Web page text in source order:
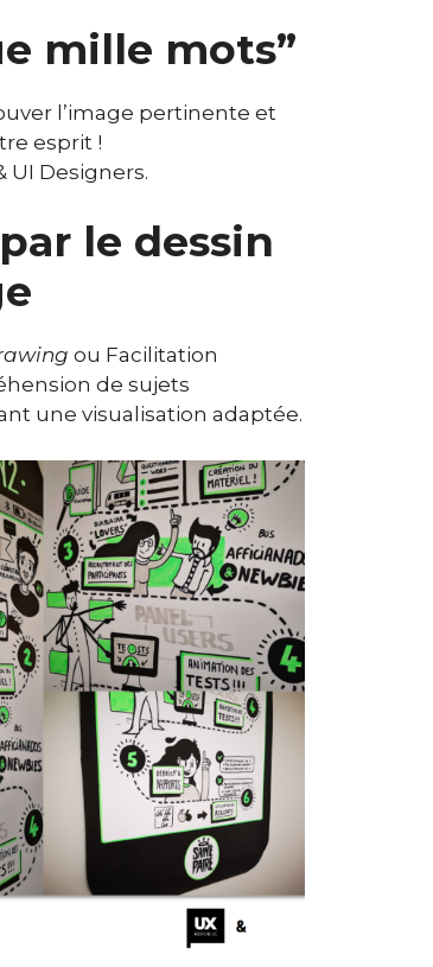
mille mots”
l’image pertinente et
esprit !
UI Designers.
le dessin
ou Facilitation
de sujets
une visualisation adaptée.